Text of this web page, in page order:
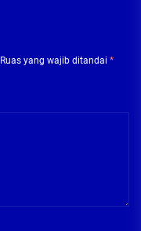
Ruas yang wajib ditandai *